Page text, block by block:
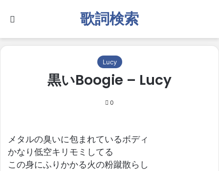
歌詞検索
Lucy
黒いBoogie – Lucy
0
メタルの臭いに包まれているボディ
かなり低空キリモミしてる
この身にふりかかる火の粉蹴散らし